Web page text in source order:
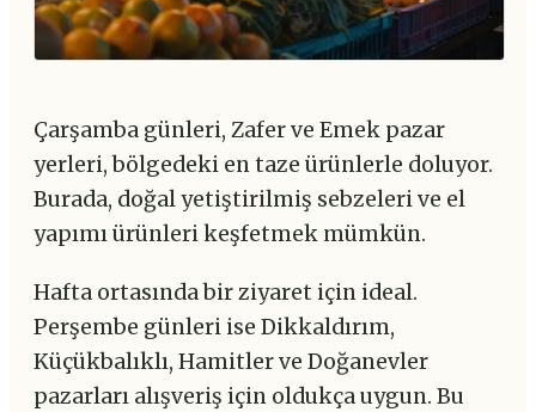
Çarşamba günleri, Zafer ve Emek pazar
yerleri, bölgedeki en taze ürünlerle doluyor.
Burada, doğal yetiştirilmiş sebzeleri ve el
yapımı ürünleri keşfetmek mümkün.
Hafta ortasında bir ziyaret için ideal.
Perşembe günleri ise Dikkaldırım,
Küçükbalıklı, Hamitler ve Doğanevler
pazarları alışveriş için oldukça uygun. Bu